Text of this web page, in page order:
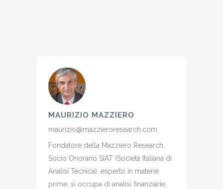
MAURIZIO MAZZIERO
maurizio@mazzieroresearch.com
Fondatore della Mazziero Research,
Socio Onorario SIAT (Società Italiana di
Analisi Tecnica), esperto in materie
prime, si occupa di analisi finanziarie,